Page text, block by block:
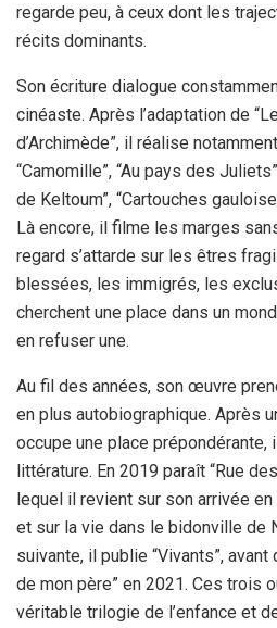
regarde peu, à ceux dont les
récits dominants.
Son écriture dialogue
cinéaste. Après l’adaptation de
d’Archimède”, il réalise
“Camomille”, “Au pays des
de Keltoum”, “Cartouches
Là encore, il filme les marges
regard s’attarde sur les êtres
blessées, les immigrés, les
cherchent une place dans un
en refuser une.
Au fil des années, son œuvre
en plus autobiographique. Après
occupe une place prépondérante,
littérature. En 2019 paraît “Rue
lequel il revient sur son arrivée en
et sur la vie dans le bidonville de
suivante, il publie “Vivants”,
de mon père” en 2021. Ces trois
véritable trilogie de l’enfance et